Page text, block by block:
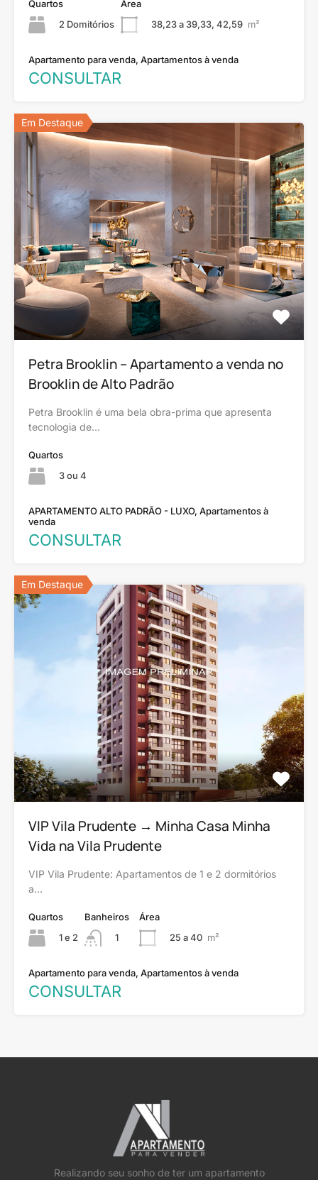
Quartos
2 Domitórios
Área
38,23 a 39,33, 42,59 m²
Apartamento para venda, Apartamentos à venda
CONSULTAR
Em Destaque
Petra Brooklin – Apartamento a venda no
Brooklin de Alto Padrão
Petra Brooklin é uma bela obra-prima que apresenta
tecnologia de…
Quartos
3 ou 4
APARTAMENTO ALTO PADRÃO - LUXO, Apartamentos à
venda
CONSULTAR
Em Destaque
VIP Vila Prudente → Minha Casa Minha
Vida na Vila Prudente
VIP Vila Prudente: Apartamentos de 1 e 2 dormitórios
a…
Quartos
1 e 2
Banheiros
1
Área
25 a 40 m²
Apartamento para venda, Apartamentos à venda
CONSULTAR
Realizando seu sonho de ter um apartamento